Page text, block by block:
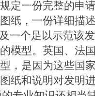
定一份完整的申
纸，一份详细描
一个足以示范该
模型。英国、法
，是因为这些国
纸和说明对发明